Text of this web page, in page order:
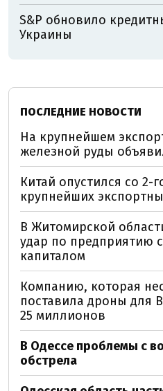
S&P обновило
Украины
ПОСЛЕДНИЕ НОВОСТИ
На крупнейшем
железной руды
Китай опустился со 2-
крупнейших
В Житомирской
удар по предприятию
капиталом
Компанию, которая
поставила дроны для
25 миллионов
В Одессе проблемы с
обстрела